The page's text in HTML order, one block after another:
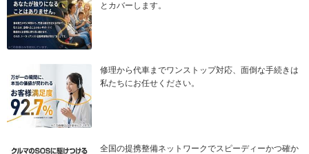
とカバーします。
修理から代車までワンストップ対応、面倒な手続きは
私たちにお任せください。
全国の提携整備ネットワークでスピーディーかつ確か